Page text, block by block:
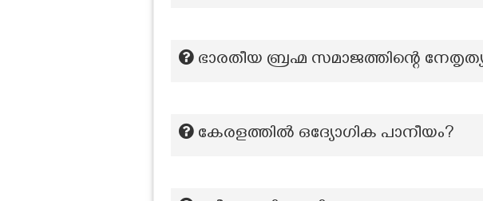
ഭാരതീയ ബ്രഹ്മ സമാജത്തിന്റെ
കേരളത്തിൽ ഒദ്യോഗിക പാനീയം?